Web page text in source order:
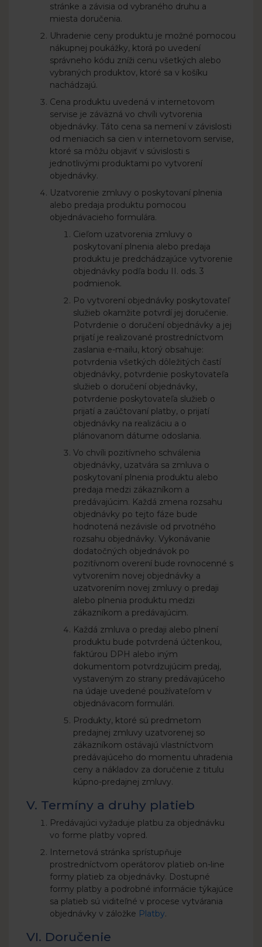
stránke a závisia od vybraného druhu a
miesta doručenia.
Uhradenie ceny produktu je možné pomocou
nákupnej poukážky, ktorá po uvedení
správneho kódu zníži cenu všetkých alebo
vybraných produktov, ktoré sa v košíku
nachádzajú.
Cena produktu uvedená v internetovom
servise je záväzná vo chvíli vytvorenia
objednávky. Táto cena sa nemení v závislosti
od meniacich sa cien v internetovom servise,
ktoré sa môžu objaviť v súvislosti s
jednotlivými produktami po vytvorení
objednávky.
Uzatvorenie zmluvy o poskytovaní plnenia
alebo predaja produktu pomocou
objednávacieho formulára.
Cieľom uzatvorenia zmluvy o
poskytovaní plnenia alebo predaja
produktu je predchádzajúce vytvorenie
objednávky podľa bodu II. ods. 3
podmienok.
Po vytvorení objednávky poskytovateľ
služieb okamžite potvrdí jej doručenie.
Potvrdenie o doručení objednávky a jej
prijatí je realizované prostredníctvom
zaslania e-mailu, ktorý obsahuje:
potvrdenia všetkých dôležitých častí
objednávky, potvrdenie poskytovateľa
služieb o doručení objednávky,
potvrdenie poskytovateľa služieb o
prijatí a zaúčtovaní platby, o prijatí
objednávky na realizáciu a o
plánovanom dátume odoslania.
Vo chvíli pozitívneho schválenia
objednávky, uzatvára sa zmluva o
poskytovaní plnenia produktu alebo
predaja medzi zákazníkom a
predávajúcim. Každá zmena rozsahu
objednávky po tejto fáze bude
hodnotená nezávisle od prvotného
rozsahu objednávky. Vykonávanie
dodatočných objednávok po
pozitívnom overení bude rovnocenné s
vytvorením novej objednávky a
uzatvorením novej zmluvy o predaji
alebo plnenia produktu medzi
zákazníkom a predávajúcim.
Každá zmluva o predaji alebo plnení
produktu bude potvrdená účtenkou,
faktúrou DPH alebo iným
dokumentom potvrdzujúcim predaj,
vystaveným zo strany predávajúceho
na údaje uvedené používateľom v
objednávacom formulári.
Produkty, ktoré sú predmetom
predajnej zmluvy uzatvorenej so
zákazníkom ostávajú vlastníctvom
predávajúceho do momentu uhradenia
ceny a nákladov za doručenie z titulu
kúpno-predajnej zmluvy.
V. Termíny a druhy platieb
Predávajúci vyžaduje platbu za objednávku
vo forme platby vopred.
Internetová stránka sprístupňuje
prostredníctvom operátorov platieb on-line
formy platieb za objednávky. Dostupné
formy platby a podrobné informácie týkajúce
sa platieb sú viditeľné v procese vytvárania
objednávky v záložke Platby.
VI. Doručenie